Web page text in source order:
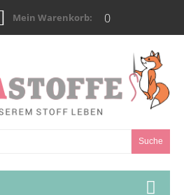
Mein Warenkorb: 0
Suche